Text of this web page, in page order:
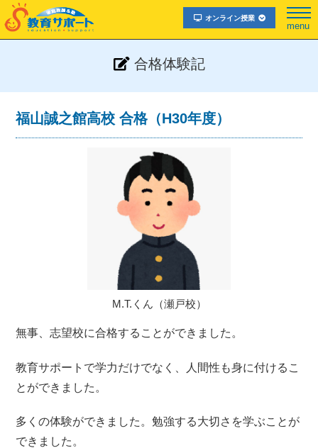
オンライン授業
menu
合格体験記
福山誠之館高校 合格（H30年度）
M.T.くん（瀬戸校）
無事、志望校に合格することができました。
教育サポートで学力だけでなく、人間性も身に付けるこ
とができました。
多くの体験ができました。勉強する大切さを学ぶことが
できました。